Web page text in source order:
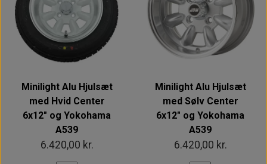
Minilight Alu Hjulsæt
med Hvid Center
6x12" og Yokohama
A539
6.420,00 kr.
Minilight Alu Hjulsæt
med Sølv Center
6x12" og Yokohama
A539
6.420,00 kr.